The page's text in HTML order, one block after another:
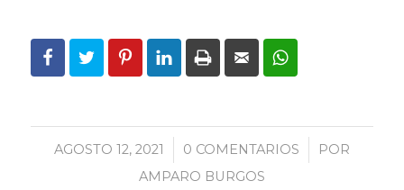
AGOSTO 12, 2021
/ 0 COMENTARIOS
/
POR
AMPARO BURGOS